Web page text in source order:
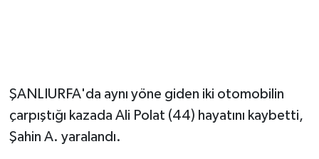
ŞANLIURFA'da aynı yöne giden iki otomobilin
çarpıştığı kazada Ali Polat (44) hayatını kaybetti,
Şahin A. yaralandı.